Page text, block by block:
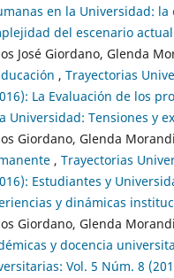
en la Universidad:
del escenario actual
José Giordano, Glenda
, Trayectorias
La Evaluación de los
Universidad: Tensiones y
Giordano, Glenda
, Trayectorias
Estudiantes y
y dinámicas
Giordano, Glenda
y docencia
Vol. 5 Núm. 8